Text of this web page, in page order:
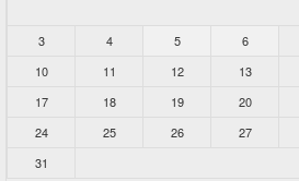
3
4 5 6
10
11 12 13
17
18 19 20
24
25 26 27
31